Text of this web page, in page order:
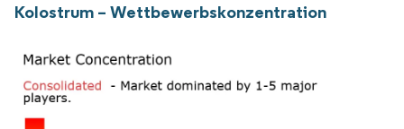
Kolostrum – Wettbewerbskonzentration